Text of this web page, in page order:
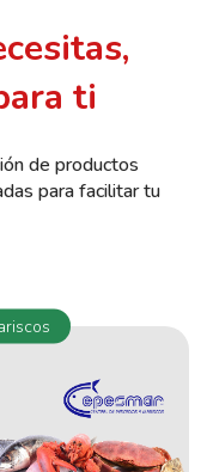
ti
de productos
para facilitar tu